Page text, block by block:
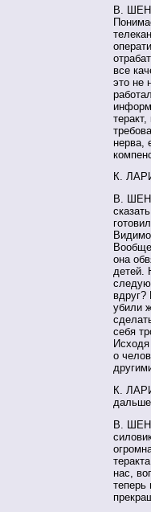
В.
все
это не
нерва,
К.
В.
она
детей.
убили
себя
о
К.
В.
нас,